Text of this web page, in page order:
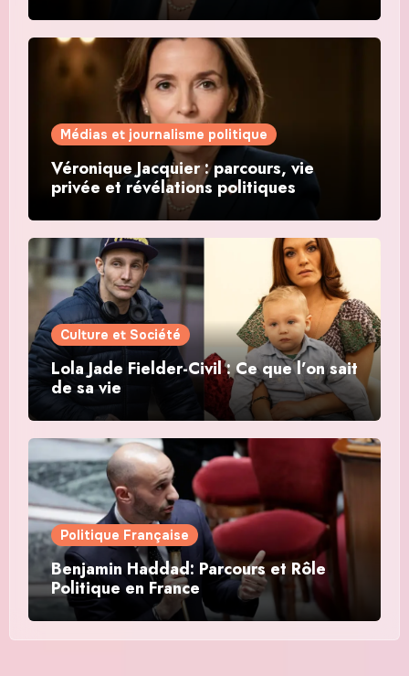
Médias et journalisme politique
Véronique Jacquier : parcours, vie
privée et révélations politiques
Culture et Société
Lola Jade Fielder-Civil : Ce que l’on sait
de sa vie
Politique Française
Benjamin Haddad: Parcours et Rôle
Politique en France